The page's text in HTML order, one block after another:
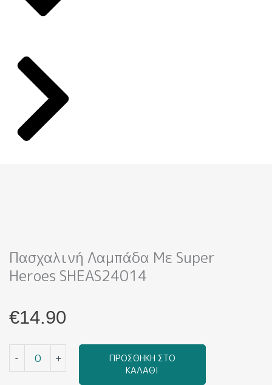
Πασχαλινή Λαμπάδα Με Super
Heroes SHEAS24014
€14.90
-
Λαμπάδα
+
ΠΡΟΣΘΉΚΗ ΣΤΟ
ΚΑΛΆΘΙ